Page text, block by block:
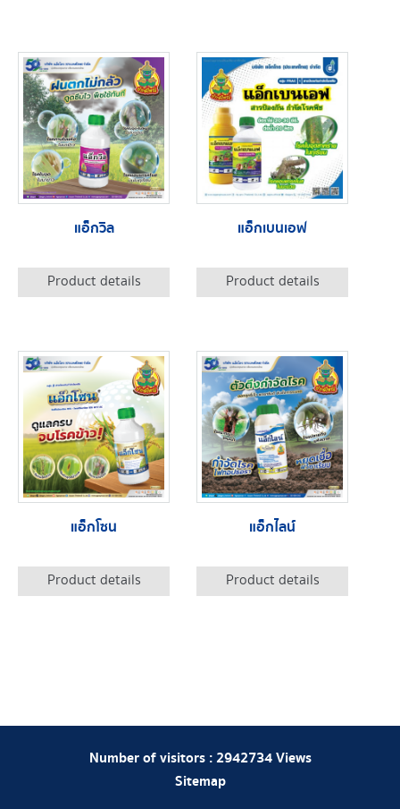
แอ็กวิล
Product details
แอ็กเบนเอฟ
Product details
แอ็กโซน
Product details
แอ็กไลน์
Product details
Number of visitors :2942734Views
Sitemap